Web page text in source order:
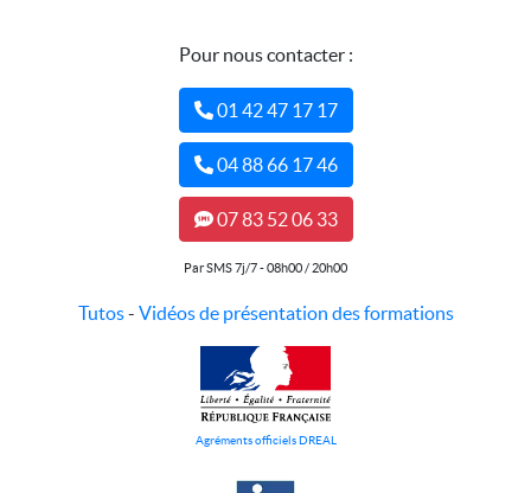
Pour nous contacter :
01 42 47 17 17
04 88 66 17 46
07 83 52 06 33
Par SMS 7j/7 - 08h00 / 20h00
Tutos- Vidéos de présentation des formations
Agréments officiels DREAL